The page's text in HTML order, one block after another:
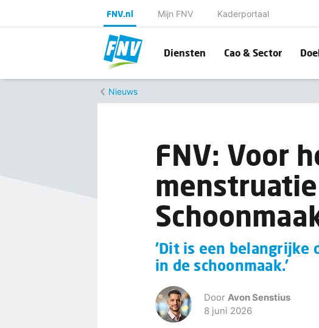
FNV.nl Mijn FNV Kaderportaal
Diensten Cao & Sector
Nieuws
FNV: Voor
'Dit is een belangrijke
in de schoonmaak.'
Door Avon Senstius
8 juni 2026